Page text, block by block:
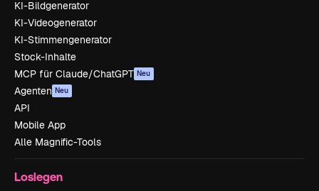
KI-Bildgenerator
KI-Videogenerator
KI-Stimmengenerator
Stock-Inhalte
MCP für Claude/ChatGPT Neu
Agenten Neu
API
Mobile App
Alle Magnific-Tools
Loslegen